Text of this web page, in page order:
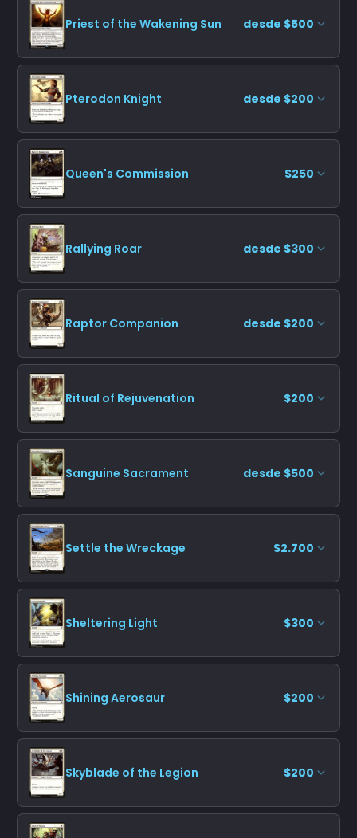
Priest of the Wakening Sun desde $500
Pterodon Knight desde $200
Queen's Commission $250
Rallying Roar desde $300
Raptor Companion desde $200
Ritual of Rejuvenation $200
Sanguine Sacrament desde $500
Settle the Wreckage $2.700
Sheltering Light $300
Shining Aerosaur $200
Skyblade of the Legion $200